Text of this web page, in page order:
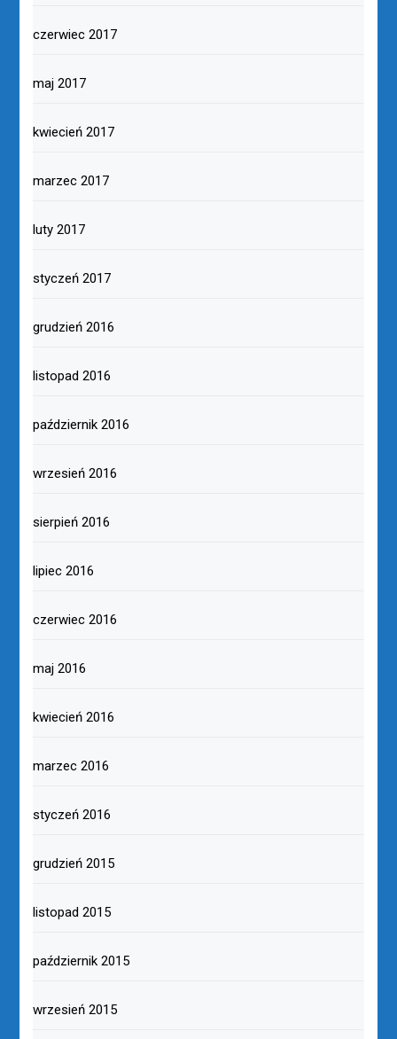
czerwiec 2017
maj 2017
kwiecień 2017
marzec 2017
luty 2017
styczeń 2017
grudzień 2016
listopad 2016
październik 2016
wrzesień 2016
sierpień 2016
lipiec 2016
czerwiec 2016
maj 2016
kwiecień 2016
marzec 2016
styczeń 2016
grudzień 2015
listopad 2015
październik 2015
wrzesień 2015